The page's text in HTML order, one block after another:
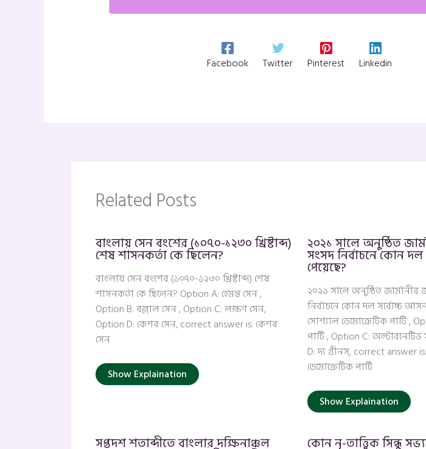
Facebook Twitter Pinterest Linkedin
Related Posts
বাংলায় সেন বংশের (১০৭০-১২৩০ খ্রিষ্টাব্দ)
শেষ শাসনকর্তা কে ছিলেন?
বাংলায় সেন বংশের (১০৭০-১২৩০ খ্রিষ্টাব্দ) শেষ
শাসনকর্তা কে ছিলেন? Option A: হেমন্ত সেন ,
Option B: বল্লাল সেন , Option C: লক্ষণ সেন,
Option D: কেশব সেন, correct answer is: কেশব
সেন
Show Explaination
২০২১ সালে অনুষ্ঠিত
সংসদ নির্বাচনে কোন
পেয়েছে?
২০২১ সালে অনুষ্ঠিত জার্মানীর
নির্বাচনে কোন দল সর্বোচ্চ
সোশ্যাল ডেমোক্রেটিক পার্টি ,
পার্টি , Option C:
D: দ্য গ্রীনস্, correct answer
ডেমোক্রেটিক পার্টি
Show Explaination
সপ্তদশ শতাব্দীতে বাংলার দক্ষিনাঞ্চল কোন নৃ-তাত্ত্বিক সিন্ধু